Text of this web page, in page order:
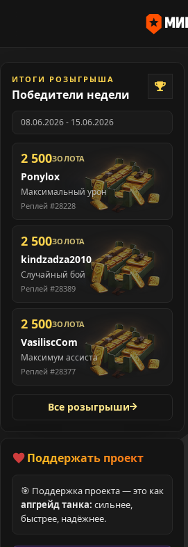
ИТОГИ РОЗЫГРЫША
Победители недели
08.06.2026 - 15.06.2026
2 500ЗОЛОТА
Ponylox
Максимальный урон
Реплей #28228
2 500ЗОЛОТА
kindzadza2010
Случайный бой
Реплей #28389
2 500ЗОЛОТА
VasiliscCom
Максимум ассиста
Реплей #28377
Все розыгрыши
Поддержать проект
🎯 Поддержка проекта — это как
апгрейд танка: сильнее,
быстрее, надёжнее.